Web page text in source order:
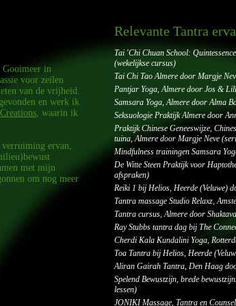
Relevante Tantra
Tai 'Chi Chuan School:
(wekelijkse cursus)
Tai Chi Tao Almere door Margje
Pantjar Yoga, Almere door Jos &
Samsara Yoga, Almere door Alma
Seksuologie Praktijk Almere door
Praktijk Chinese Geneeswijze,
tuina, Almere door Margje Neve
Mindfulness trainingen Samsara
De Witte Steen Praktijk voor
afspraken)
Reiki 1 bij Helios, Heerde (Veluwe)
Tantra massage Studio Relaxz,
Tantra cursus, Almere door
Ray Stubbs tantra dag bij The
Cherdi Kala Kundalini Yoga,
Toa Tantra bij Helios, Heerde
Aliran Gairah Tantra, Den Haag
Spelend Bewustzijn, brede
lessen)
JONIKI Massage, Tantra en
Gooimeer in
voor zeilen
van de vrijheid.
en werk ik
, waarin ik
ervan,
met mijn
om nog meer